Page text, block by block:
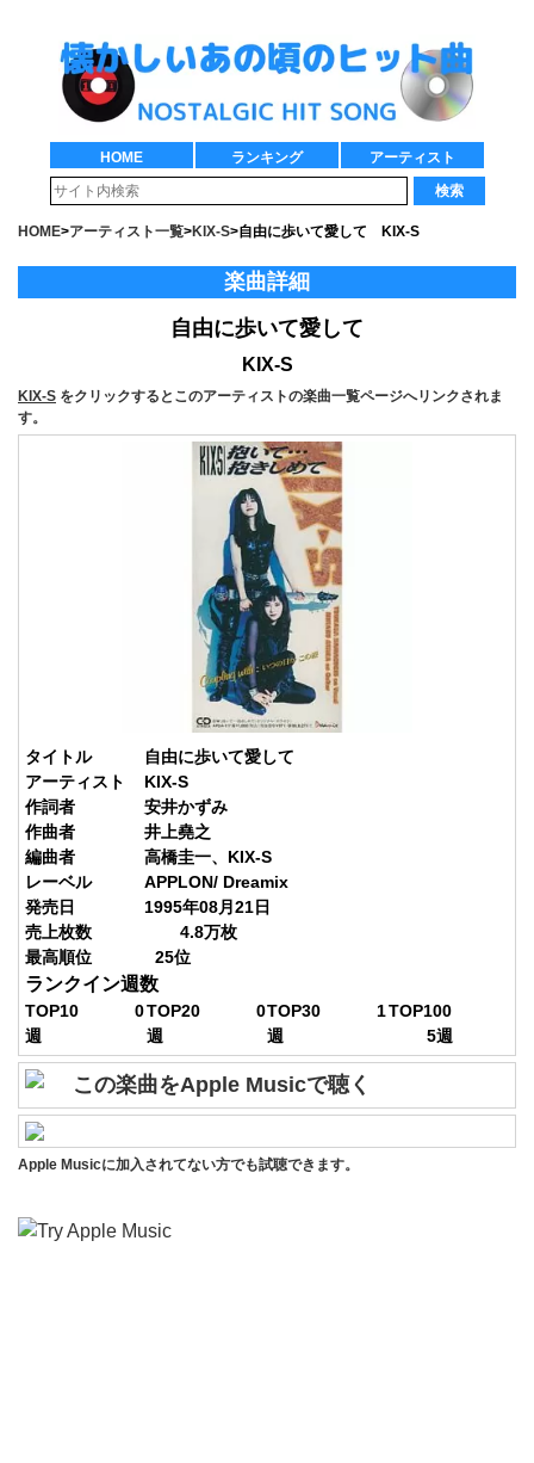
HOME ランキング
アーティスト
検索
HOME>アーティスト一覧>KIX-S>自由に歩いて愛して KIX-S
楽曲詳細
自由に歩いて愛して
KIX-S
KIX-S をクリックするとこのアーティストの楽曲一覧ページへリンクされま
す。
タイトル
自由に歩いて愛して
アーティスト
KIX-S
作詞者
安井かずみ
作曲者
井上堯之
編曲者
高橋圭一、KIX-S
レーベル
APPLON/ Dreamix
発売日
1995年08月21日
売上枚数
4.8万枚
最高順位
25位
ランクイン週数
TOP10
0
週
TOP20
0
週
TOP30
1
週
TOP100
5週
この楽曲をApple Musicで聴く
Apple Musicに加入されてない方でも試聴できます。